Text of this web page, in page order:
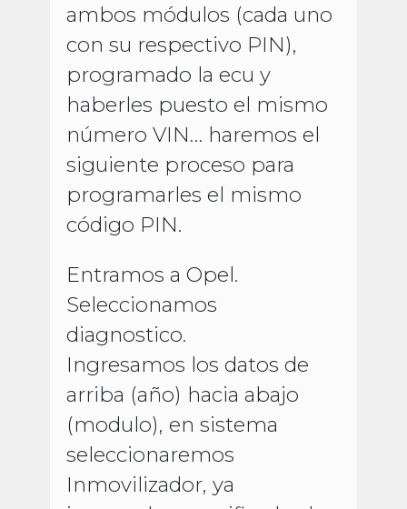
ambos módulos (cada uno
con su respectivo PIN),
programado la ecu y
haberles puesto el mismo
número VIN… haremos el
siguiente proceso para
programarles el mismo
código PIN.
Entramos a Opel.
Seleccionamos
diagnostico.
Ingresamos los datos de
arriba (año) hacia abajo
(modulo), en sistema
seleccionaremos
Inmovilizador, ya